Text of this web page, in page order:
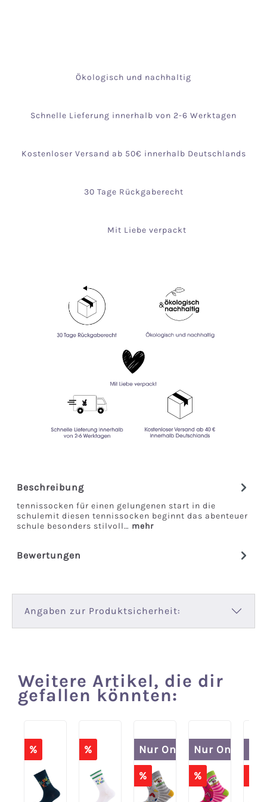
Ökologisch und nachhaltig
Schnelle Lieferung innerhalb von 2-6 Werktagen
Kostenloser Versand ab 50€ innerhalb Deutschlands
30 Tage Rückgaberecht
Mit Liebe verpackt
Beschreibung
tennissocken für einen gelungenen start in die
schulemit diesen tennissocken beginnt das abenteuer
schule besonders stilvoll… mehr
Bewertungen
Angaben zur Produktsicherheit:
Produktgalerie überspringen
Weitere Artikel, die dir
gefallen könnten:
% %
Nur Online
%
Nur Online
%